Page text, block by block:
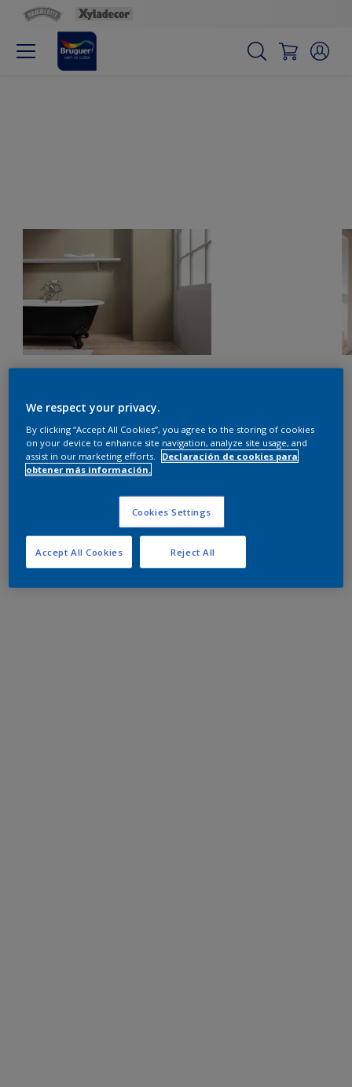
We respect your privacy.
By clicking “Accept All Cookies”, you agree to the storing of cookies
on your device to enhance site navigation, analyze site usage, and
assist in our marketing efforts.
Declaración de cookies para
obtener más información.
Cookies Settings
Reject All
Accept All Cookies